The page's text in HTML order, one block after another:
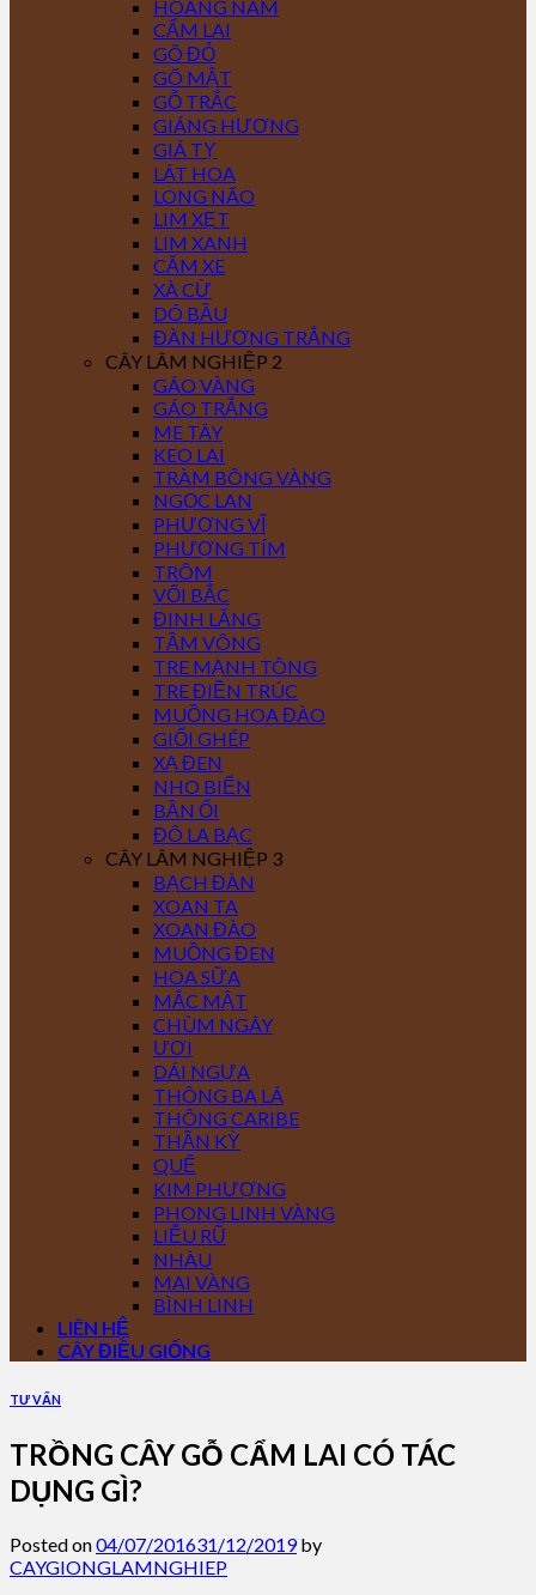
HOÀNG NAM
CẨM LAI
GÕ ĐỎ
GÕ MẬT
GỖ TRẮC
GIÁNG HƯƠNG
GIÁ TỴ
LÁT HOA
LONG NÃO
LIM XẸT
LIM XANH
CĂM XE
XÀ CỪ
DÓ BẦU
ĐÀN HƯƠNG TRẮNG
CÂY LÂM NGHIỆP 2
GÁO VÀNG
GÁO TRẮNG
ME TÂY
KEO LAI
TRÀM BÔNG VÀNG
NGỌC LAN
PHƯỢNG VĨ
PHƯỢNG TÍM
TRÔM
VỐI BẮC
ĐINH LĂNG
TẦM VÔNG
TRE MẠNH TÔNG
TRE ĐIỀN TRÚC
MUỒNG HOA ĐÀO
GIỔI GHÉP
XẠ ĐEN
NHO BIỂN
BẦN ỔI
ĐÔ LA BẠC
CÂY LÂM NGHIỆP 3
BẠCH ĐÀN
XOAN TA
XOAN ĐÀO
MUỒNG ĐEN
HOA SỮA
MẮC MẬT
CHÙM NGÂY
ƯƠI
DÁI NGỰA
THÔNG BA LÁ
THÔNG CARIBE
THẦN KỲ
QUẾ
KIM PHƯỢNG
PHONG LINH VÀNG
LIỄU RŨ
NHÀU
MAI VÀNG
BÌNH LINH
LIÊN HỆ
CÂY ĐIỀU GIỐNG
TƯ VẤN
TRỒNG CÂY GỖ CẨM LAI CÓ TÁC
DỤNG GÌ?
Posted on04/07/201631/12/2019by
CAYGIONGLAMNGHIEP